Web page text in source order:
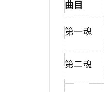
曲目
第一魂
第二魂